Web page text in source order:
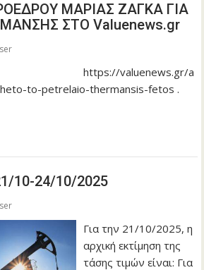
ΜΑΡΙΑΣ ΖΑΓΚΑ ΓΙΑ
ΣΤΟ Valuenews.gr
https://valuenews.gr/a
to-petrelaio-thermansis-fetos .
10-24/10/2025
Για την 21/10/2025, η
αρχική εκτίμηση της
τάσης τιμών είναι: Για